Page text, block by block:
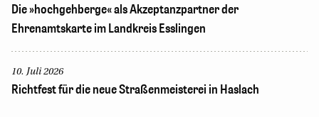
Die »hochgehberge« als Akzeptanzpartner der
Ehrenamtskarte im Landkreis Esslingen
10. Juli 2026
Richtfest für die neue Straßenmeisterei in Haslach